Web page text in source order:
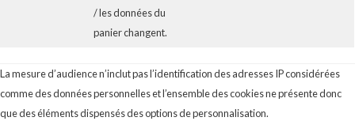
/ les données du
panier changent.
La mesure d’audience n’inclut pas l’identification des adresses IP considérées
comme des données personnelles et l’ensemble des cookies ne présente donc
que des éléments dispensés des options de personnalisation.